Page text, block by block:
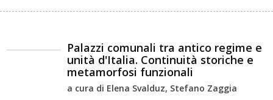
Palazzi comunali tra antico regime e
unità d'Italia. Continuità storiche e
metamorfosi funzionali
a cura di Elena Svalduz, Stefano Zaggia